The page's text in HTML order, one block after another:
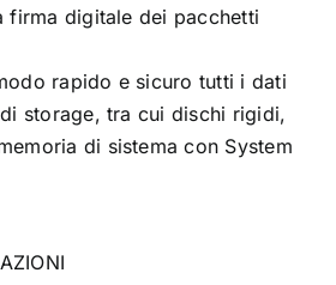
firma digitale dei pacchetti
rapido e sicuro tutti i dati
storage, tra cui dischi rigidi,
di sistema con System